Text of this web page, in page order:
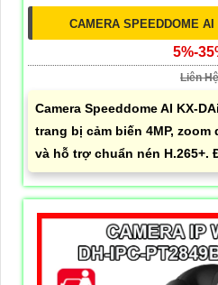
CAMERA SPEEDDOME AI
5%-
Liên Hệ
Camera Speeddome AI KX-
trang bị cảm biến 4MP, zoom
và hỗ trợ chuẩn nén H.265+.